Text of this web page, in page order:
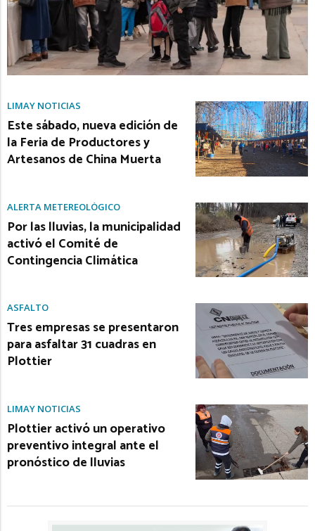
LIMAY NOTICIAS
Este sábado, nueva edición de
la Feria de Productores y
Artesanos de China Muerta
ALERTA METEREOLÓGICO
Por las lluvias, la municipalidad
activó el Comité de
Contingencia Climática
ASFALTO
Tres empresas se presentaron
para asfaltar 31 cuadras en
Plottier
LIMAY NOTICIAS
Plottier activó un operativo
preventivo integral ante el
pronóstico de lluvias